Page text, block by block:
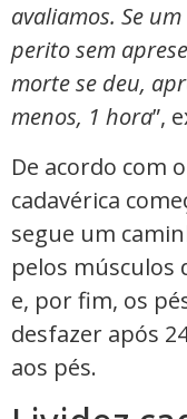
avaliamos. Se
perito sem
morte se deu,
menos, 1 hora”,
De acordo com
cadavérica
segue um
pelos músculos
e, por fim, os
desfazer após
aos pés.